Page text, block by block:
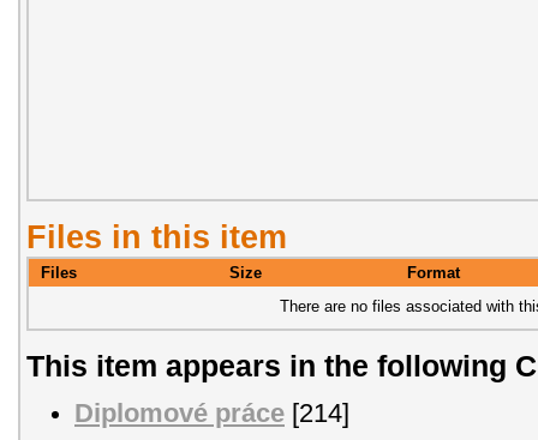
Files in this item
Files Size
Format
There are no files associated with
This item appears in the following
Diplomové práce [214]